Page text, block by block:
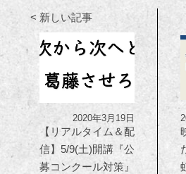
< 新しい記事
2020年3月19日
【リアルタイム＆配
信】5/9(土)開講『公
募コンクール対策』